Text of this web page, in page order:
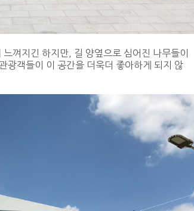
껴지긴 하지만, 길 양옆으로 심어진 나무들이
광객들이 이 공간을 더욱더 좋아하게 되지 않